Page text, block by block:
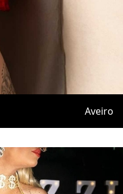
Aveiro